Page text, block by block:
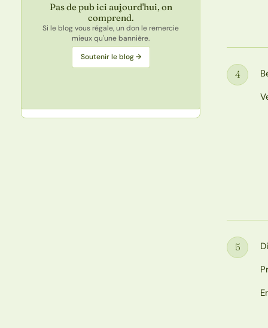
Pas de pub ici aujourd'hui, on
comprend.
Si le blog vous régale, un don le remercie
mieux qu'une bannière.
Soutenir le blog →
Étape
4
Étape
5